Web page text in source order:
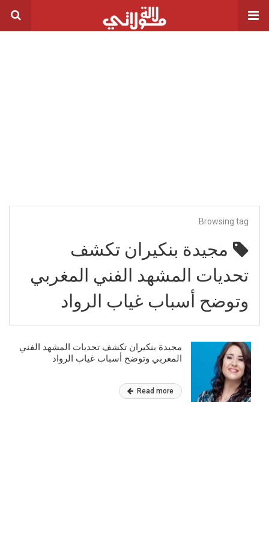
Browsing tag
مجيدة بنكيران تكشف
تحديات المشهد الفني المغربي
وتوضح أسباب غياب الرواد
مجيدة بنكيران تكشف تحديات المشهد الفني
المغربي وتوضح أسباب غياب الرواد
Read more